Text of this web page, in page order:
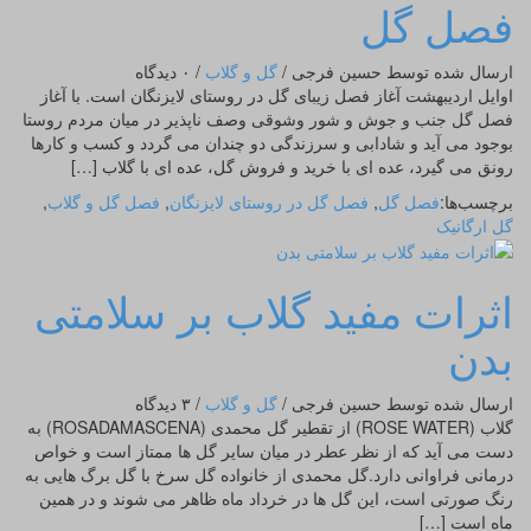
فصل گل
ارسال شده توسط حسین فرجی / گل و گلاب / ۰ دیدگاه
اوایل اردیبهشت آغاز فصل زیبای گل در روستای لایزنگان است. با آغاز
فصل گل جنب و جوش و شور وشوقی وصف ناپذیر در میان مردم روستا
بوجود می آید و شادابی و سرزندگی دو چندان می گردد و کسب و کارها
رونق می گیرد، عده ای با خرید و فروش گل، عده ای با گلاب […]
برچسب‌ها:فصل گل, فصل گل در روستای لایزنگان, فصل گل و گلاب,
گل ارگانیک
اثرات مفید گلاب بر سلامتی
بدن
ارسال شده توسط حسین فرجی / گل و گلاب / ۳ دیدگاه
گلاب (ROSE WATER) از تقطیر گل محمدی (ROSADAMASCENA) به
دست می آید که از نظر عطر در میان سایر گل ها ممتاز است و خواص
درمانی فراوانی دارد.گل محمدی از خانواده گل سرخ با گل برگ هایی به
رنگ صورتی است، این گل ها در خرداد ماه ظاهر می شوند و در همین
ماه است […]